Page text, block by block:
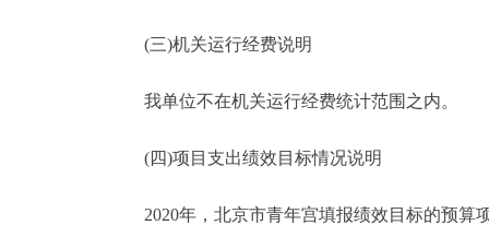
(三)机关运行经费说明
我单位不在机关运行经费统计范围之内。
(四)项目支出绩效目标情况说明
2020年，北京市青年宫填报绩效目标的预算项